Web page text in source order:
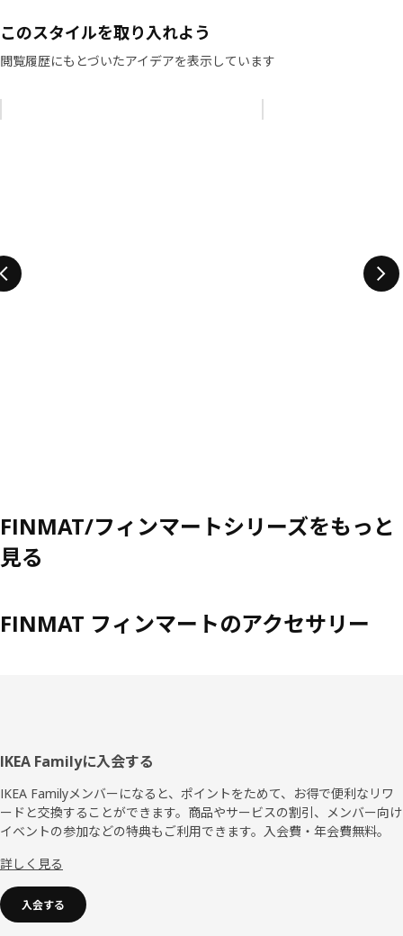
このスタイルを取り入れよう
閲覧履歴にもとづいたアイデアを表示しています
FINMAT/フィンマートシリーズをもっと
見る
FINMAT フィンマートのアクセサリー
フ
ッ
タ
IKEA Familyに入会する
IKEA Familyメンバーになると、ポイントをためて、お得で便利なリワ
ードと交換することができます。商品やサービスの割引、メンバー向け
イベントの参加などの特典もご利用できます。入会費・年会費無料。
詳しく見る
入会する